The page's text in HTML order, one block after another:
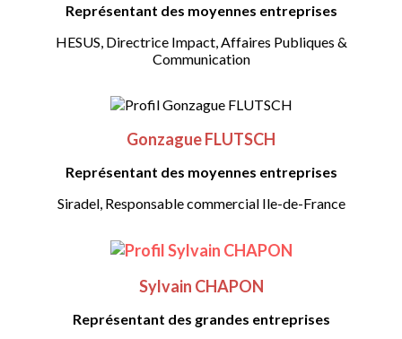
Représentant des moyennes entreprises
HESUS, Directrice Impact, Affaires Publiques &
Communication
Gonzague FLUTSCH
Représentant des moyennes entreprises
Siradel, Responsable commercial Ile-de-France
Sylvain CHAPON
Représentant des grandes entreprises